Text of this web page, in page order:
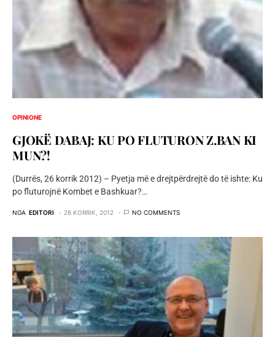
OPINIONE
GJOKË DABAJ: KU PO FLUTURON Z.BAN KI
MUN?!
(Durrës, 26 korrik 2012) – Pyetja më e drejtpërdrejtë do të ishte: Ku
po fluturojnë Kombet e Bashkuar?…
NGA EDITORI 26 KORRIK, 2012 NO COMMENTS